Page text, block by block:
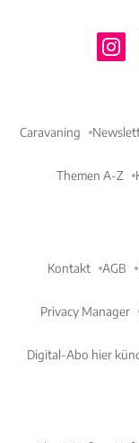
Caravaning
Themen A-Z
Kontakt AGB
Privacy Manager
Digital-Abo hier